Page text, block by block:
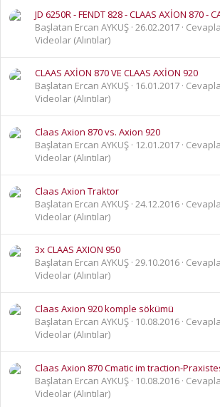
JD 6250R - FENDT 828 - CLAAS AXİON 870 -
Başlatan Ercan AYKUŞ 26.02.2017
Videolar (Alıntılar)
CLAAS AXİON 870 VE CLAAS AXİON 920
Başlatan Ercan AYKUŞ
16.01.2017
Videolar (Alıntılar)
Claas Axion 870 vs. Axion 920
Başlatan Ercan AYKUŞ
12.01.2017
Videolar (Alıntılar)
Claas Axion Traktor
Başlatan Ercan AYKUŞ 24.12.2016
Videolar (Alıntılar)
3x CLAAS AXION 950
Başlatan Ercan AYKUŞ 29.10.2016
Videolar (Alıntılar)
Claas Axion 920 komple sökümü
Başlatan Ercan AYKUŞ
10.08.2016
Videolar (Alıntılar)
Claas Axion 870 Cmatic im traction-
Başlatan Ercan AYKUŞ
10.08.2016
Videolar (Alıntılar)